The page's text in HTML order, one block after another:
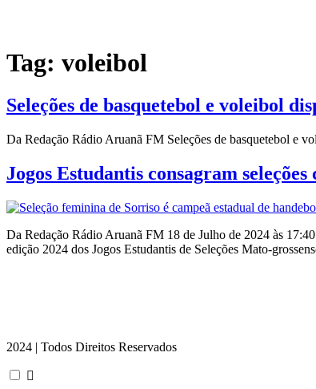
Tag: voleibol
Seleções de basquetebol e voleibol
Da Redação Rádio Aruanã FM Seleções de basquetebol e
Jogos Estudantis consagram
Da Redação Rádio Aruanã FM 18 de Julho de 2024 às
edição 2024 dos Jogos Estudantis de Seleções Mato-
2024 | Todos Direitos Reservados